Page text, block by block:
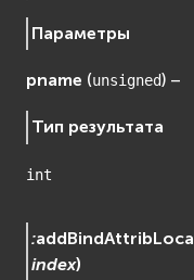
Параметры
pname (unsigned) –
Тип результата
int
:
index)